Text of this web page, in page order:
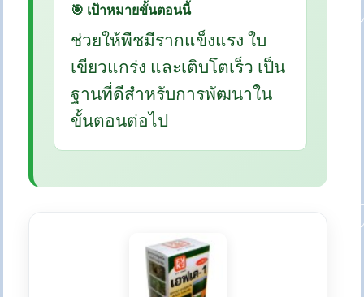
🎯 เป้าหมายขั้นตอนนี้
ช่วยให้พืชมีรากแข็งแรง ใบ
เขียวแกร่ง และเติบโตเร็ว เป็น
ฐานที่ดีสำหรับการพัฒนาใน
ขั้นตอนต่อไป